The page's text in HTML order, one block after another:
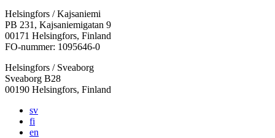
Facebook:
Öppnas
i
en
flik
Instagram:
Öppnas
i
en
flik
TikTok:
Öppnas
i
en
flik
Youtube:
Öppnas
i
en
flik
Vimeo:
Öppnas
i
en
flik
Helsingfors / Kajsaniemi
PB 231, Kajsaniemigatan 9
00171 Helsingfors, Finland
FO-nummer: 1095646-0
Helsingfors / Sveaborg
Sveaborg B28
00190 Helsingfors, Finland
sv
fi
en